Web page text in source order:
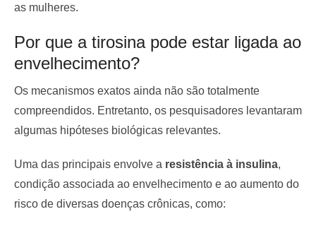
as mulheres.
Por que a tirosina pode estar ligada ao
envelhecimento?
Os mecanismos exatos ainda não são totalmente
compreendidos. Entretanto, os pesquisadores levantaram
algumas hipóteses biológicas relevantes.
Uma das principais envolve a resistência à insulina,
condição associada ao envelhecimento e ao aumento do
risco de diversas doenças crônicas, como: